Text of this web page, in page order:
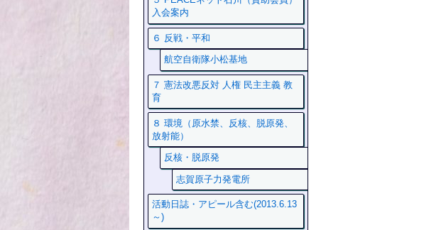
入会案内
６ 反戦・平和
航空自衛隊小松基地
７ 憲法改悪反対 人権 民主主義 教
育
８ 環境（原水禁、反核、脱原発、
放射能）
反核・脱原発
志賀原子力発電所
活動日誌・アピール含む(2013.6.13
～)